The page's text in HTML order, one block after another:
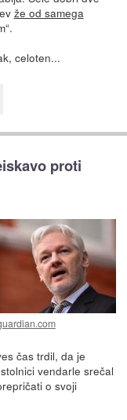
že od samega
celoten...
proti
čas trdil, da je
vendarle srečal
o svoji